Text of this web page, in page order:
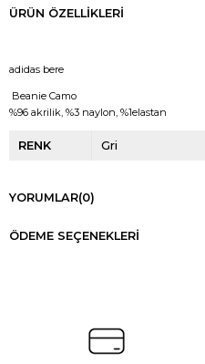
ÜRÜN ÖZELLIKLERI
adidas bere
Beanie Camo
%96 akrilik, %3 naylon, %1elastan
RENK Gri
YORUMLAR(0)
ÖDEME SEÇENEKLERI